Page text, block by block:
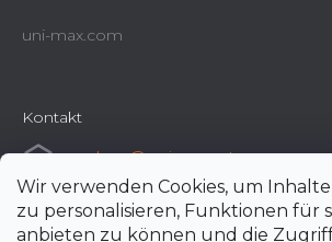
Wir verwenden Cookies, um
zu personalisieren, Funktionen für
anbieten zu können und die
uni-max.com
Kontakt
e-shop@uni-max.at
+420 266 190 190